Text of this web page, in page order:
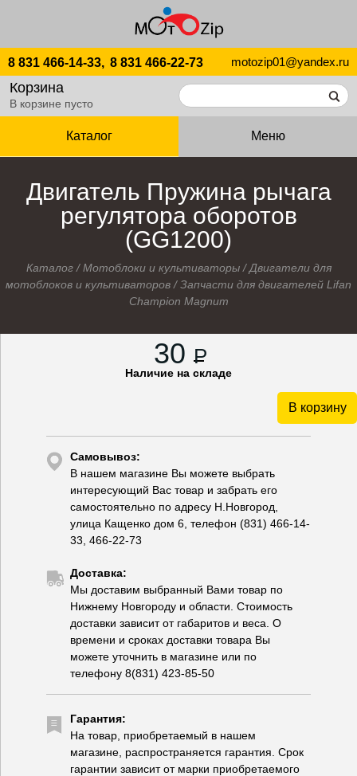
8 831 466-14-33, 8 831 466-22-73 motozip01@yandex.ru
Корзина
В корзине пусто
Каталог Меню
Двигатель Пружина рычага
регулятора оборотов
(GG1200)
Каталог/Мотоблоки и культиваторы/Двигатели для
мотоблоков и культиваторов /Запчасти для двигателей Lifan
Champion Magnum
30 P
Наличие на складе
В корзину
Самовывоз:
В нашем магазине Вы можете выбрать
интересующий Вас товар и забрать его
самостоятельно по адресу Н.Новгород,
улица Кащенко дом 6, телефон (831) 466-14-
33, 466-22-73
Доставка:
Мы доставим выбранный Вами товар по
Нижнему Новгороду и области. Стоимость
доставки зависит от габаритов и веса. О
времени и сроках доставки товара Вы
можете уточнить в магазине или по
телефону 8(831) 423-85-50
Гарантия:
На товар, приобретаемый в нашем
магазине, распространяется гарантия. Срок
гарантии зависит от марки приобретаемого